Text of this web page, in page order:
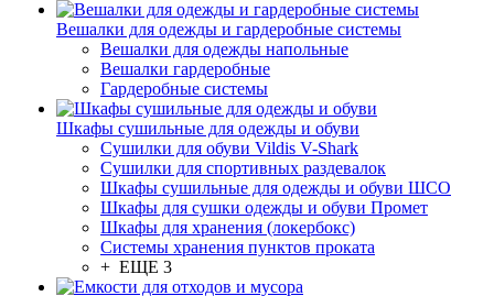
Вешалки для одежды и гардеробные системы
Вешалки для одежды напольные
Вешалки гардеробные
Гардеробные системы
Шкафы сушильные для одежды и обуви
Сушилки для обуви Vildis V-Shark
Сушилки для спортивных раздевалок
Шкафы сушильные для одежды и обуви ШСО
Шкафы для сушки одежды и обуви Промет
Шкафы для хранения (локербокс)
Системы хранения пунктов проката
+ ЕЩЕ 3